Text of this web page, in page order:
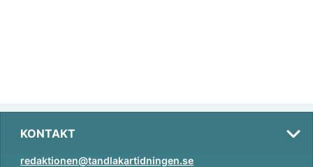
KONTAKT
redaktionen@tandlakartidningen.se